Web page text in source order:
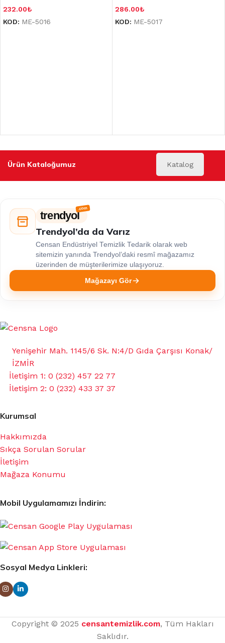
232.00₺
KOD: ME-5016
286.00₺
KOD: ME-5017
Ürün Kataloğumuz Katalog
trendyol
Trendyol’da da Varız
Censan Endüstriyel Temizlik Tedarik olarak web
sitemizin yanında Trendyol’daki resmî mağazamız
üzerinden de müşterilerimize ulaşıyoruz.
Mağazayı Gör
Yenişehir Mah. 1145/6 Sk. N:4/D Gıda Çarşısı Konak/
İZMİR
İletişim 1: 0 (232) 457 22 77
İletişim 2: 0 (232) 433 37 37
Kurumsal
Hakkımızda
Sıkça Sorulan Sorular
İletişim
Mağaza Konumu
Mobil Uygulamamızı İndirin:
Sosyal Medya Linkleri:
Copyright © 2025 censantemizlik.com, Tüm Hakları
Saklıdır.